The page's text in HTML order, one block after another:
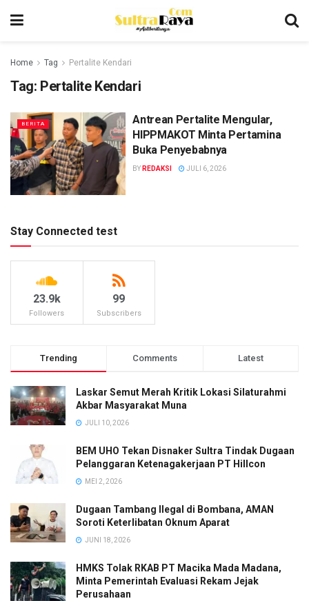
Home Tag Pertalite Kendari
Tag: Pertalite Kendari
BERITA
Antrean Pertalite Mengular,
HIPPMAKOT Minta Pertamina
Buka Penyebabnya
BY REDAKSI JULI 6, 2026
Stay Connected test
23.9k
Followers
99
Subscribers
Trending Comments Latest
Laskar Semut Merah Kritik Lokasi Silaturahmi
Akbar Masyarakat Muna
JULI 10, 2026
BEM UHO Tekan Disnaker Sultra Tindak Dugaan
Pelanggaran Ketenagakerjaan PT Hillcon
MEI 2, 2026
Dugaan Tambang Ilegal di Bombana, AMAN
Soroti Keterlibatan Oknum Aparat
JUNI 18, 2026
HMKS Tolak RKAB PT Macika Mada Madana,
Minta Pemerintah Evaluasi Rekam Jejak
Perusahaan